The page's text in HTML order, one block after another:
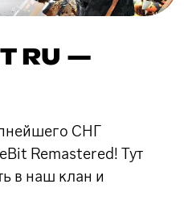
RU —
СНГ
Remastered! Тут
в наш клан и